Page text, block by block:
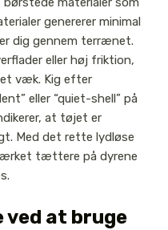
genererer minimal
dig gennem terrænet.
eller høj friktion,
væk. Kig efter
eller “quiet-shell” på
at tøjet er
Med det rette lydløse
tættere på dyrene
ved at bruge